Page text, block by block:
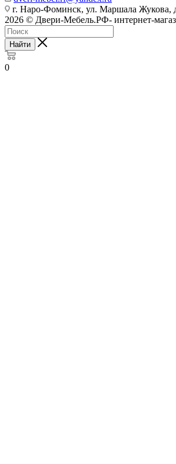
г. Наро-Фоминск, ул. Маршала Жукова,
2026 © Двери-Мебель.РФ- интернет-
Найти
0